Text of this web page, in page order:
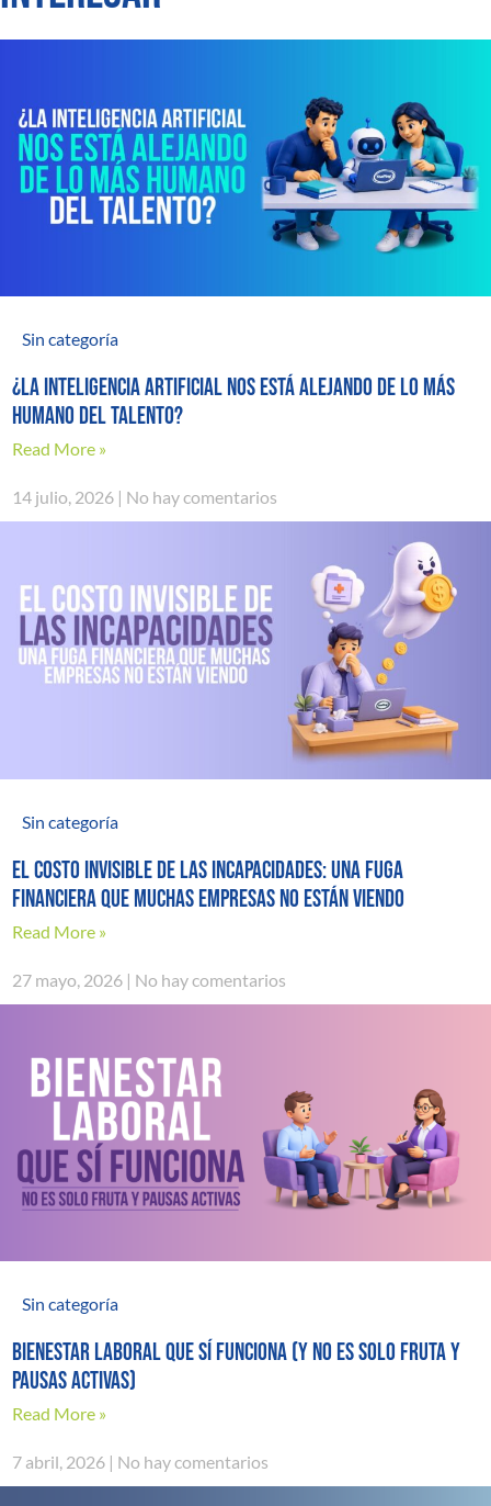
Sin categoría
¿La inteligencia artificial nos está alejando de lo más
humano del talento?
Read More »
14 julio, 2026 No hay comentarios
Sin categoría
El costo invisible de las incapacidades: una fuga
financiera que muchas empresas no están viendo
Read More »
27 mayo, 2026 No hay comentarios
Sin categoría
Bienestar laboral que sí funciona (y no es solo fruta y
pausas activas)
Read More »
7 abril, 2026 No hay comentarios